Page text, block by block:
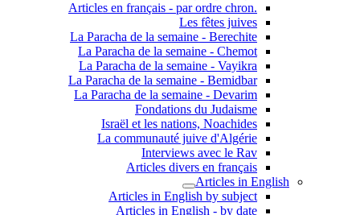
.Articles en français - par ordre chron
Les fêtes juives
La Paracha de la semaine - Berechite
La Paracha de la semaine - Chemot
La Paracha de la semaine - Vayikra
La Paracha de la semaine - Bemidbar
La Paracha de la semaine - Devarim
Fondations du Judaisme
Israël et les nations, Noachides
La communauté juive d'Algérie
Interviews avec le Rav
Articles divers en français
Articles in English
Articles in English by subject
Articles in English - by date